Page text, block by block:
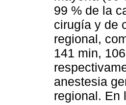
99 % de la
cirugía y de
regional,
141 min,
anestesia
regional. En